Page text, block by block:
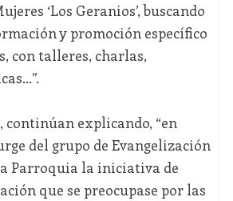
‘Los Geranios’, buscando
y promoción específico
con talleres, charlas,
continúan explicando, “en
del grupo de Evangelización
Parroquia la iniciativa de
que se preocupase por las